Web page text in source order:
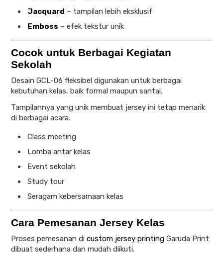
Jacquard – tampilan lebih eksklusif
Emboss – efek tekstur unik
Cocok untuk Berbagai Kegiatan
Sekolah
Desain GCL-06 fleksibel digunakan untuk berbagai
kebutuhan kelas, baik formal maupun santai.
Tampilannya yang unik membuat jersey ini tetap menarik
di berbagai acara.
Class meeting
Lomba antar kelas
Event sekolah
Study tour
Seragam kebersamaan kelas
Cara Pemesanan Jersey Kelas
Proses pemesanan di custom jersey printing Garuda Print
dibuat sederhana dan mudah diikuti.